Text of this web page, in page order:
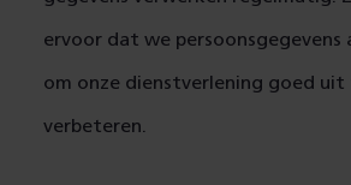
ervoor dat we persoonsgegevens
om onze dienstverlening goed uit
verbeteren.